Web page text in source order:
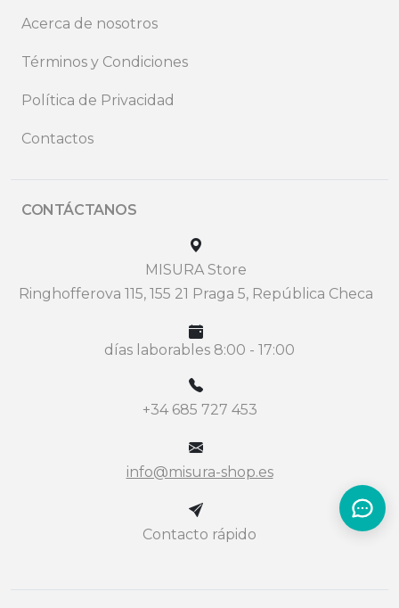
Acerca de nosotros
Términos y Condiciones
Política de Privacidad
Contactos
CONTÁCTANOS
MISURA Store
Ringhofferova 115, 155 21 Praga 5, República Checa
días laborables 8:00 - 17:00
+34 685 727 453
info@misura-shop.es
Contacto rápido